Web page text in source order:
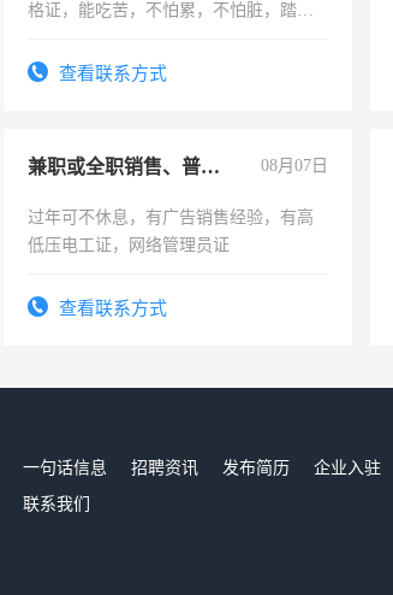
格证，能吃苦，不怕累，不怕脏，踏
查看联系方式
兼职或全职销售、普工、维修 08月07日
过年可不休息，有广告销售经验，有高
低压电工证，网络管理员证
查看联系方式
一句话信息 招聘资讯 发布简历 企业入驻
联系我们